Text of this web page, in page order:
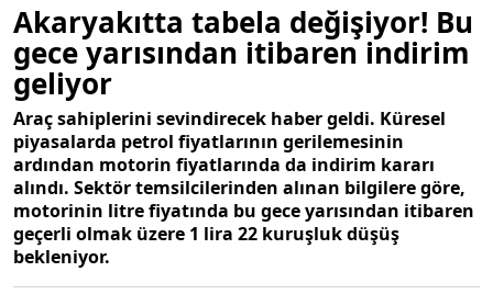
Akaryakıtta tabela değişiyor! Bu
gece yarısından itibaren indirim
geliyor
Araç sahiplerini sevindirecek haber geldi. Küresel
piyasalarda petrol fiyatlarının gerilemesinin
ardından motorin fiyatlarında da indirim kararı
alındı. Sektör temsilcilerinden alınan bilgilere göre,
motorinin litre fiyatında bu gece yarısından itibaren
geçerli olmak üzere 1 lira 22 kuruşluk düşüş
bekleniyor.